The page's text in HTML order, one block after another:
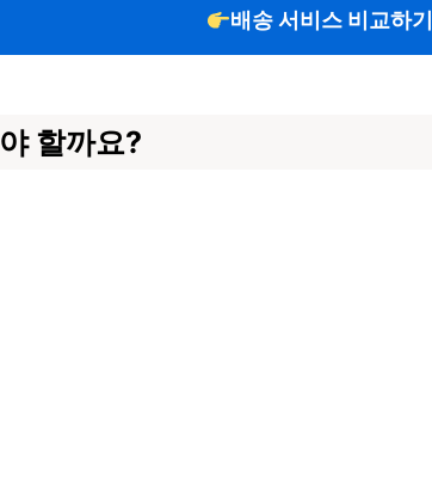
배송 서비스 비교하기
할까요?